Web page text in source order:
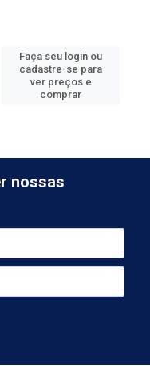
Faça seu login ou
cadastre-se para
ver preços e
comprar
nossas